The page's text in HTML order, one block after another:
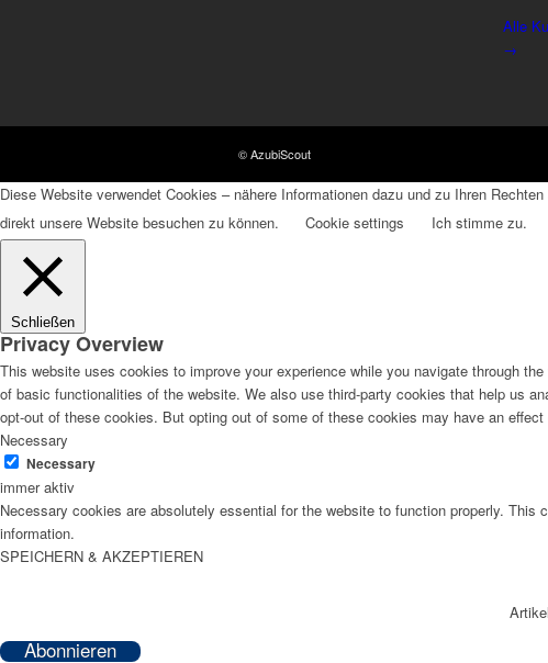
Alle
→
© AzubiScout
Diese Website verwendet Cookies – nähere Informationen dazu und zu Ihren
direkt unsere Website besuchen zu können.
Cookie settings Ich stimme zu.
Schließen
Privacy Overview
This website uses cookies to improve your experience while you navigate through
of basic functionalities of the website. We also use third-party cookies that help us
opt-out of these cookies. But opting out of some of these cookies may have an effect
Necessary
Necessary
immer aktiv
Necessary cookies are absolutely essential for the website to function properly.
information.
SPEICHERN & AKZEPTIEREN
Abonnieren